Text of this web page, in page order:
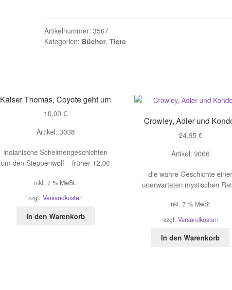
Menge
Artikelnummer:3567
Kategorien: Bücher,Tiere
Kaiser Thomas, Coyote geht um
10,00€
Artikel: 3038
indianische Schelmengeschichten
um den Steppenwolf – früher 12,00
inkl. 7 % MwSt.
zzgl.Versandkosten
In den Warenkorb
Crowley, Adler und
24,95 €
Artikel: 9066
die wahre Geschichte
unerwarteten mystischen
inkl. 7 % MwSt.
zzgl. Versandkosten
In den Warenkorb